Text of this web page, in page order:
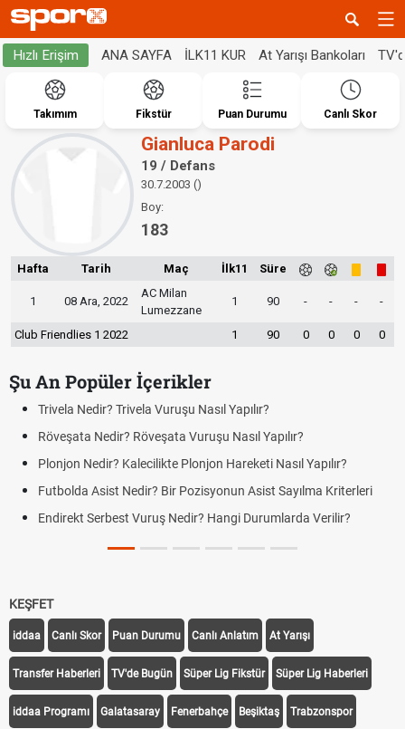
Hızlı Erişim ANA SAYFA İLK11 KUR At Yarışı Bankoları
Takımım Fikstür Puan Durumu Canlı Skor
Gianluca Parodi
19 / Defans
30.7.2003 ()
Boy:
183
Hafta Tarih Maç İlk11 Süre
1 08 Ara, 2022
AC Milan
Lumezzane
1 90 - - - -
Club Friendlies 1 2022 1 90 0 0 0 0
Şu An Popüler İçerikler
Trivela Nedir? Trivela Vuruşu Nasıl Yapılır?
Röveşata Nedir? Röveşata Vuruşu Nasıl Yapılır?
Plonjon Nedir? Kalecilikte Plonjon Hareketi Nasıl Yapılır?
Futbolda Asist Nedir? Bir Pozisyonun Asist Sayılma Kriterleri
Endirekt Serbest Vuruş Nedir? Hangi Durumlarda Verilir?
KEŞFET
iddaa Canlı Skor Puan Durumu Canlı Anlatım At Yarışı
Transfer Haberleri TV'de Bugün Süper Lig Fikstür Süper Lig Haberleri
iddaa Programı Galatasaray Fenerbahçe Beşiktaş Trabzonspor